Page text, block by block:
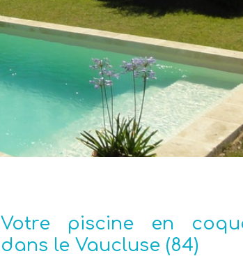
Votre piscine en
dans le Vaucluse (84)